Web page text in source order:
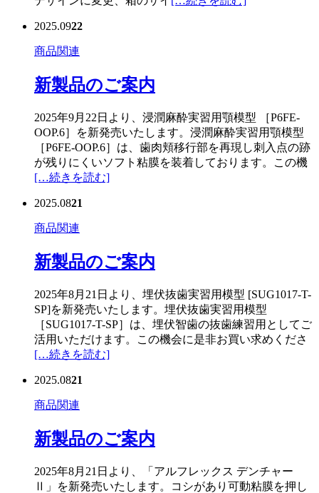
2025.0922
商品関連
新製品のご案内
2025年9月22日より、浸潤麻酔実習用顎模型 ［P6FE-
OOP.6］を新発売いたします。浸潤麻酔実習用顎模型
［P6FE-OOP.6］は、歯肉頬移行部を再現し刺入点の跡
が残りにくいソフト粘膜を装着しております。この機
[…続きを読む]
2025.0821
商品関連
新製品のご案内
2025年8月21日より、埋伏抜歯実習用模型 [SUG1017-T-
SP]を新発売いたします。埋伏抜歯実習用模型
［SUG1017-T-SP］は、埋伏智歯の抜歯練習用としてご
活用いただけます。この機会に是非お買い求めくださ
[…続きを読む]
2025.0821
商品関連
新製品のご案内
2025年8月21日より、「アルフレックス デンチャー
Ⅱ」を新発売いたします。コシがあり可動粘膜を押し